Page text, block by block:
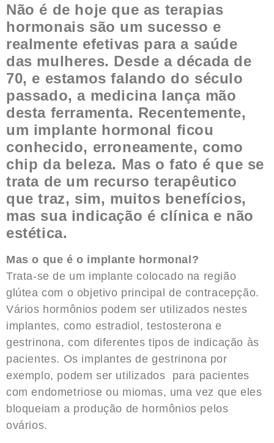
Não é de hoje que as terapias
hormonais são um sucesso e
realmente efetivas para a saúde
das mulheres. Desde a década de
70, e estamos falando do século
passado, a medicina lança mão
desta ferramenta. Recentemente,
um implante hormonal ficou
conhecido, erroneamente, como
chip da beleza. Mas o fato é que se
trata de um recurso terapêutico
que traz, sim, muitos benefícios,
mas sua indicação é clínica e não
estética.
Mas o que é o implante hormonal?
Trata-se de um implante colocado na região
glútea com o objetivo principal de contracepção.
Vários hormônios podem ser utilizados nestes
implantes, como estradiol, testosterona e
gestrinona, com diferentes tipos de indicação às
pacientes. Os implantes de gestrinona por
exemplo, podem ser utilizados para pacientes
com endometriose ou miomas, uma vez que eles
bloqueiam a produção de hormônios pelos
ovários.